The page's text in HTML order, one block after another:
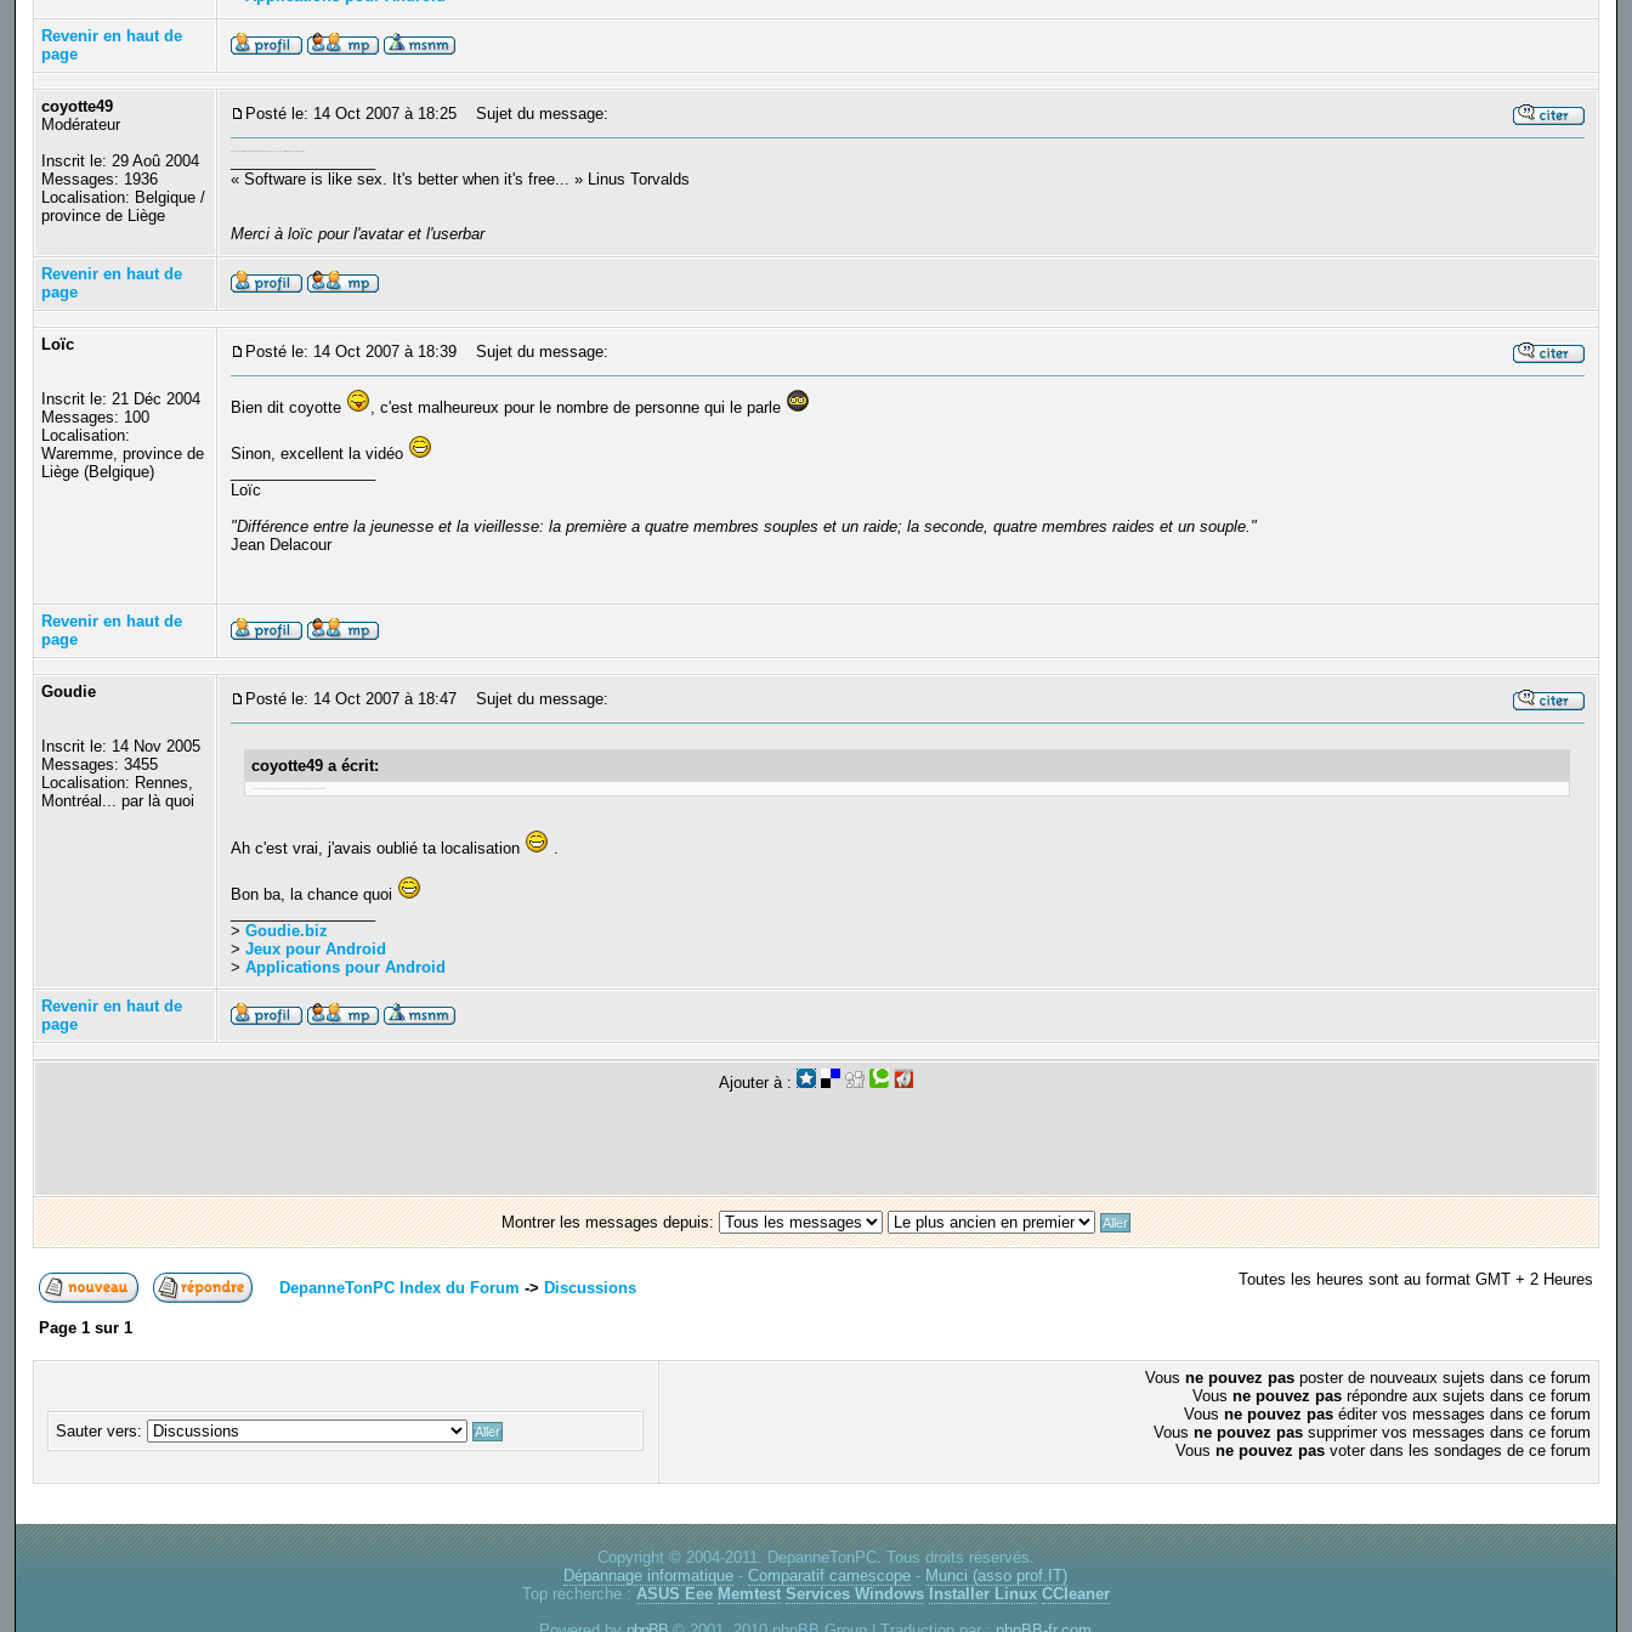
Revenir en haut de
page
coyotte49
Modérateur
Inscrit le: 29 Aoû 2004
Messages: 1936
Localisation: Belgique /
province de Liège
Posté le: 14 Oct 2007 à 18:25 Sujet du message:
« Software is like sex. It's better when it's free... » Linus Torvalds
Merci à loïc pour l'avatar et l'userbar
Revenir en haut de
page
Loïc
Inscrit le: 21 Déc 2004
Messages: 100
Localisation:
Waremme, province de
Liège (Belgique)
Posté le: 14 Oct 2007 à 18:39 Sujet du message:
Bien dit coyotte , c'est malheureux pour le nombre de personne qui le parle
Sinon, excellent la vidéo
Loïc
"Différence entre la jeunesse et la vieillesse: la première a quatre membres souples et un raide; la seconde, quatre membres raides et un souple."
Jean Delacour
Revenir en haut de
page
Goudie
Inscrit le: 14 Nov 2005
Messages: 3455
Localisation: Rennes,
Montréal... par là quoi
Posté le: 14 Oct 2007 à 18:47 Sujet du message:
coyotte49 a écrit:
Ah c'est vrai, j'avais oublié ta localisation
Bon ba, la chance quoi
> Goudie.biz
> Jeux pour Android
> Applications pour Android
Revenir en haut de
page
Ajouter à :
Montrer les messages depuis:
DepanneTonPC Index du Forum -> Discussions Toutes les heures sont au format GMT + 2 Heures
Page 1sur 1
Sauter vers:
Vous ne pouvez pasposter de nouveaux sujets dans ce forum
Vous ne pouvez pasrépondre aux sujets dans ce forum
Vous ne pouvez paséditer vos messages dans ce forum
Vous ne pouvez passupprimer vos messages dans ce forum
Vous ne pouvez pasvoter dans les sondages de ce forum
Copyright © 2004-2011. DepanneTonPC. Tous droits réservés.
Dépannage informatique -Comparatif camescope - Munci (asso prof.IT)
Top recherche : ASUS Eee Memtest Services Windows Installer Linux CCleaner